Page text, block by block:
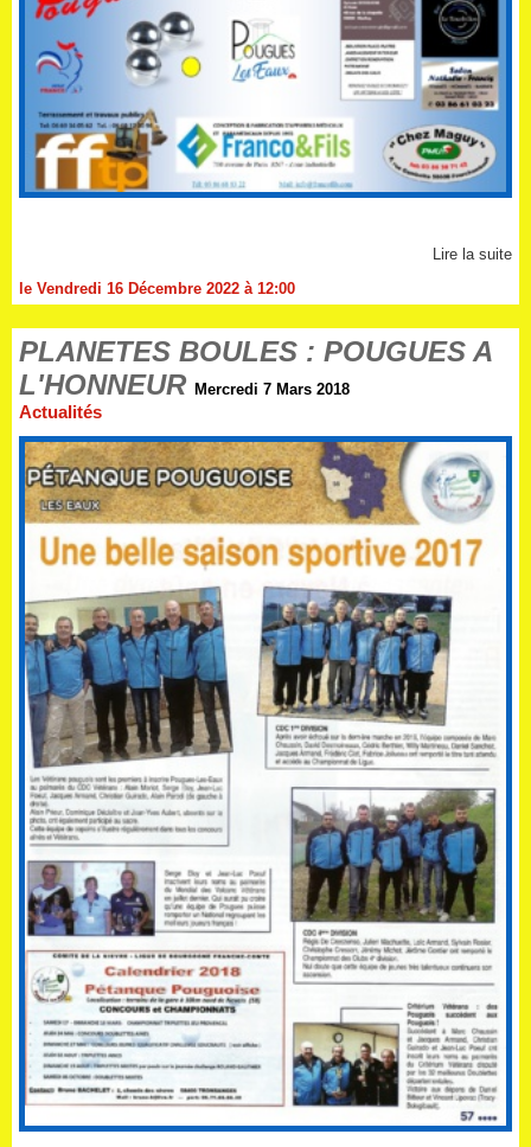
Lire la suite
le Vendredi 16 Décembre 2022 à 12:00
PLANETES BOULES : POUGUES A
L'HONNEUR Mercredi 7 Mars 2018
Actualités